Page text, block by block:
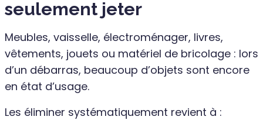
seulement jeter
Meubles, vaisselle, électroménager, livres,
vêtements, jouets ou matériel de bricolage : lors
d’un débarras, beaucoup d’objets sont encore
en état d’usage.
Les éliminer systématiquement revient à :